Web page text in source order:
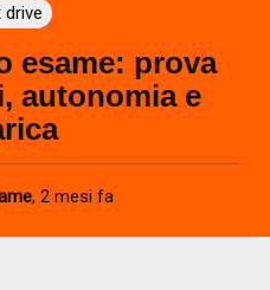
drive
esame: prova
autonomia e
, 2 mesi fa